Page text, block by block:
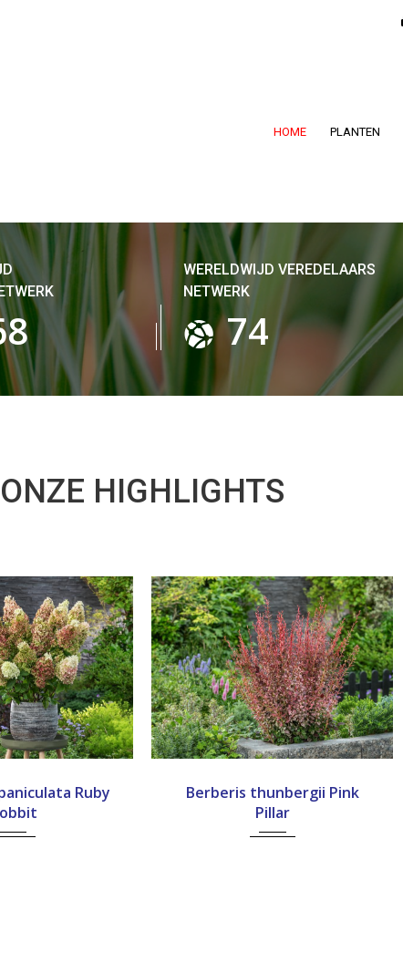
HOME PLANTEN
WERELDWIJD VEREDELAARS
NETWERK
92
ONZE HIGHLIGHTS
Ruby
Berberis thunbergii Pink
Pillar